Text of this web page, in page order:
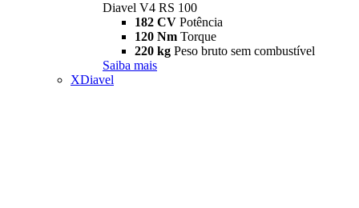
Diavel V4 RS 100
182 CV Potência
120 Nm Torque
220 kg Peso bruto sem combustível
Saiba mais
XDiavel